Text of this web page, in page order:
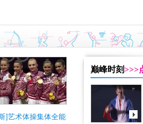
]艺术体操集体全能
巅峰时刻>>>